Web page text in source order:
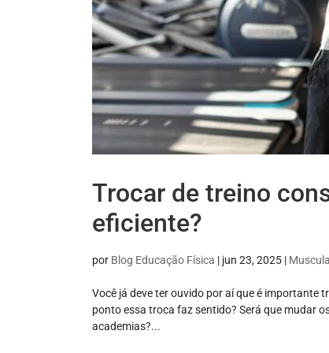
Trocar de treino
eficiente?
por Blog Educação Física | jun 23, 2025 |
Você já deve ter ouvido por aí que é importante
ponto essa troca faz sentido? Será que mudar
academias?...